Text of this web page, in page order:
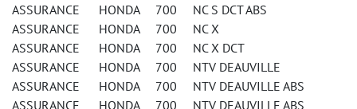
ASSURANCE HONDA 700 NC S DCT ABS
ASSURANCE HONDA 700 NC X
ASSURANCE HONDA 700 NC X DCT
ASSURANCE HONDA 700 NTV DEAUVILLE
ASSURANCE HONDA 700 NTV DEAUVILLE ABS
ASSURANCE HONDA 700 NTV DEAUVILLE ABS